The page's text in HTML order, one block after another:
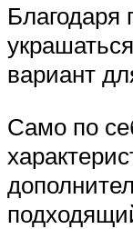
вариант
Само по